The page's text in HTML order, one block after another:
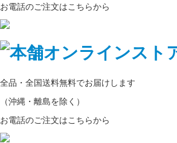
お電話のご注文はこちらから
全品・全国送料無料でお届けします
（沖縄・離島を除く）
お電話のご注文はこちらから